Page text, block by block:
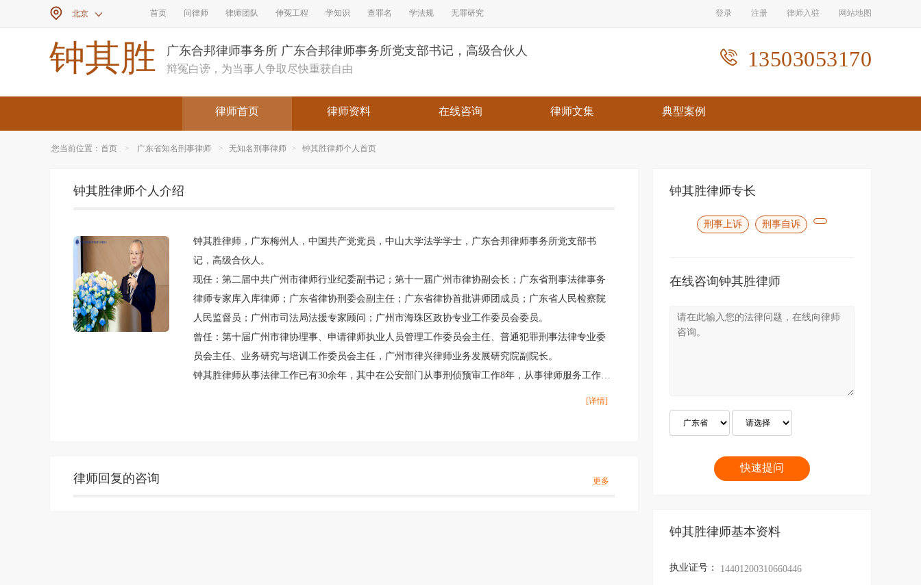
 北京  首页 问律师 律师团队 伸冤工程 学知识 查罪名 学法规 无罪研究 登录 注册 律师入驻 网站地图
钟其胜 广东合邦律师事务所 广东合邦律师事务所党支部书记，高级合伙人
辩冤白谤，为当事人争取尽快重获自由
 13503053170
律师首页 律师资料 在线咨询 律师文集 典型案例
您当前位置： 首页 > 广东省知名刑事律师 > 无知名刑事律师 > 钟其胜律师个人首页
钟其胜律师个人介绍
钟其胜律师，广东梅州人，中国共产党党员，中山大学法学学士，广东合邦律师事务所党支部书
记，高级合伙人。
现任：第二届中共广州市律师行业纪委副书记；第十一届广州市律协副会长；广东省刑事法律事务
律师专家库入库律师；广东省律协刑委会副主任；广东省律协首批讲师团成员；广东省人民检察院
人民监督员；广州市司法局法援专家顾问；广州市海珠区政协专业工作委员会委员。
曾任：第十届广州市律协理事、申请律师执业人员管理工作委员会主任、普通犯罪刑事法律专业委
员会主任、业务研究与培训工作委员会主任，广州市律兴律师业务发展研究院副院长。
钟其胜律师从事法律工作已有30余年，其中在公安部门从事刑侦预审工作8年，从事律师服务工作20
余年，具有扎实的法学理论知识以及丰富的实践经验，已形成以刑事辩护、刑事控告和代理、刑事
[详情]
更多
律师回复的咨询
钟其胜律师专长
刑事上诉 刑事自诉
在线咨询钟其胜律师
钟其胜律师基本资料
执业证号： 14401200310660446